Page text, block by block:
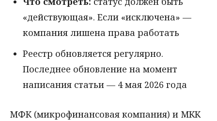
«действующая». Если «исключена» —
компания лишена права работать
Реестр обновляется регулярно.
Последнее обновление на момент
написания статьи — 4 мая 2026 года
МФК (микрофинансовая компания) и МКК